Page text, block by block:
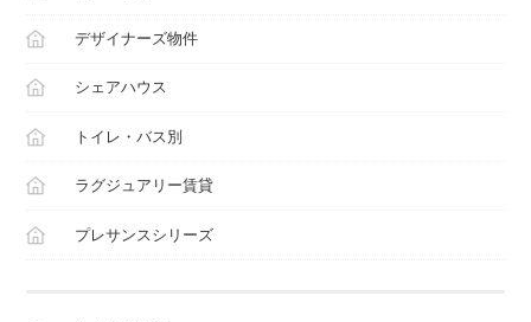
デザイナーズ物件
シェアハウス
トイレ・バス別
ラグジュアリー賃貸
プレサンスシリーズ